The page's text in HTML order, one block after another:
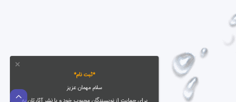
*ثبت نام*
سلام مهمان عزیز
بالا